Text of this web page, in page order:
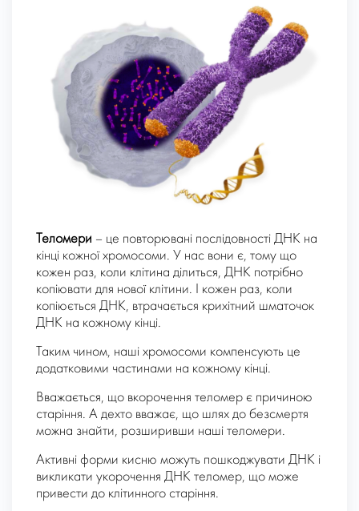
Теломери – це повторювані послідовності ДНК на
кінці кожної хромосоми. У нас вони є, тому що
кожен раз, коли клітина ділиться, ДНК потрібно
копіювати для нової клітини. І кожен раз, коли
копіюється ДНК, втрачається крихітний шматочок
ДНК на кожному кінці.
Таким чином, наші хромосоми компенсують це
додатковими частинами на кожному кінці.
Вважається, що вкорочення теломер є причиною
старіння. А дехто вважає, що шлях до безсмертя
можна знайти, розширивши наші теломери.
Активні форми кисню можуть пошкоджувати ДНК і
викликати укорочення ДНК теломер, що може
привести до клітинного старіння.